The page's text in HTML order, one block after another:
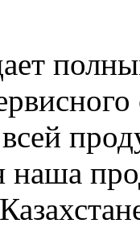
наша